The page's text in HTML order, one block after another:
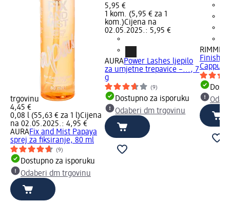
trgovinu
4,45 €
0,08 l (55,63 € za 1 l)Cijena
na 02.05.2025.: 4,95 €
AURAFix and Mist Papaya
sprej za fiksiranje, 80 ml
(9)
Dostupno za isporuku
Odaberi dm trgovinu
5,95 €
1 kom. (5,95 € za 1
kom.)Cijena na
02.05.2025.: 5,95 €
AURAPower Lashes ljepilo
za umjetne trepavice –..., 7
g
(9)
Dostupno za isporuku
Odaberi dm trgovinu
RIMMEL
Finish